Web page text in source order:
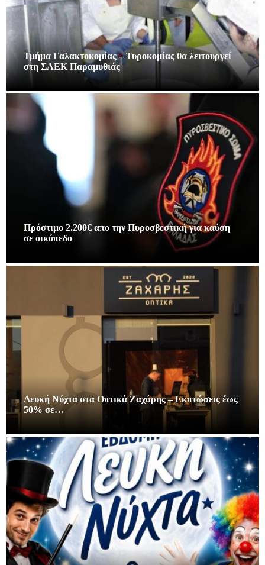
Τμήμα Γαλακτοκομίας – Τυροκομίας θα λειτουργεί
στη ΣΑΕΚ Παραμυθιάς
Πρόστιμο 2.200€ απο την Πυροσβεστική για καύση
σε οικόπεδο
Λευκή Νύχτα στα Οπτικά Ζαχάρης – Εκπτώσεις έως
50% σε…